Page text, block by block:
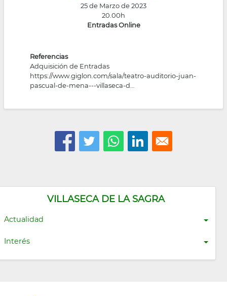
VILLASECA DE LA SAGRA
Actualidad
Interés
25 de Marzo de 2023
20.00h
Entradas Online
Referencias
Adquisición de Entradas
https://www.giglon.com/sala/teatro-auditorio-juan-
pascual-de-mena---villaseca-d…